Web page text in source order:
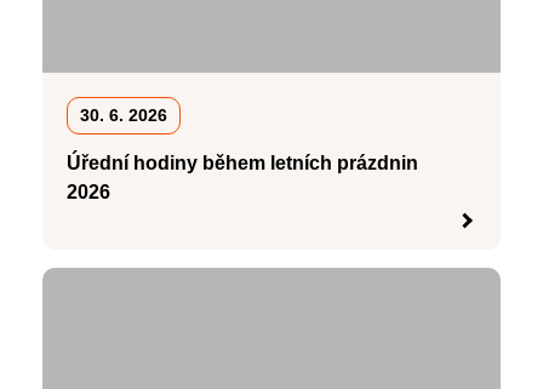
30. 6. 2026
Úřední hodiny během letních prázdnin
2026